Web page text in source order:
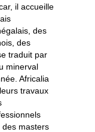
il accueille
des
des
traduit par
minerval
Africalia
travaux
masters